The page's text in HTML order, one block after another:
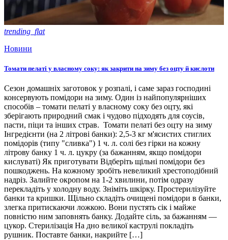
trending_flat
Новини
Томати пелаті у власному соку: як закрити на зиму без оцту й кислоти
Сезон домашніх заготовок у розпалі, і саме зараз господині
консервують помідори на зиму. Один із найпопулярніших
способів – томати пелаті у власному соку без оцту, які
зберігають природний смак і чудово підходять для соусів,
пасти, піци та інших страв. Томати пелаті без оцту на зиму
Інгредієнти (на 2 літрові банки): 2,5-3 кг м'ясистих стиглих
помідорів (типу "сливка") 1 ч. л. солі без гірки на кожну
літрову банку 1 ч. л. цукру (за бажанням, якщо помідори
кислуваті) Як приготувати Відберіть щільні помідори без
пошкоджень. На кожному зробіть невеликий хрестоподібний
надріз. Залийте окропом на 1-2 хвилини, потім одразу
перекладіть у холодну воду. Зніміть шкірку. Простерилізуйте
банки та кришки. Щільно складіть очищені помідори в банки,
злегка притискаючи ложкою. Вони пустять сік і майже
повністю ним заповнять банку. Додайте сіль, за бажанням —
цукор. Стерилізація На дно великої каструлі покладіть
рушник. Поставте банки, накрийте […]